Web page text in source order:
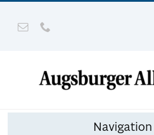
Inhalt
Navigation